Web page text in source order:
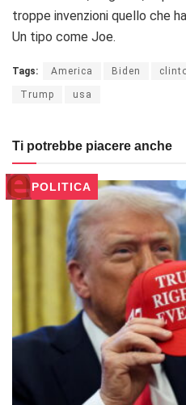
troppe invenzioni quello che
Un tipo come Joe.
Tags: America Biden
Trump usa
Ti potrebbe piacere anche
POLITICA